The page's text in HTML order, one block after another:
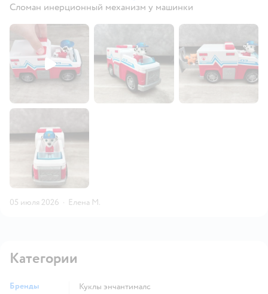
Сломан инерционный механизм у машинки
05 июля 2026 · Елена М.
Категории
Бренды
Куклы энчантималс